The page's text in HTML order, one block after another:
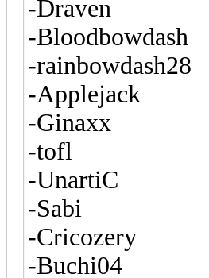
-Draven
-Bloodbowdash
-rainbowdash28
-Applejack
-Ginaxx
-tofl
-UnartiC
-Sabi
-Cricozery
-Buchi04